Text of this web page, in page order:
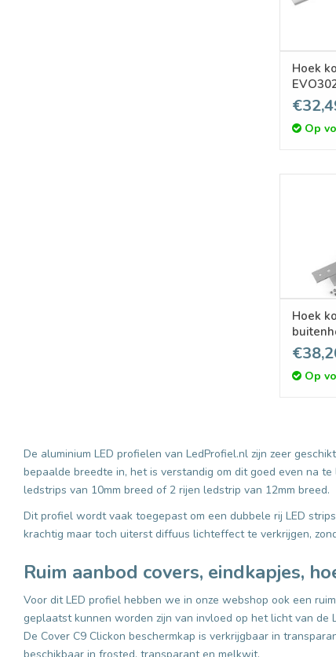
Hoek
Op
Hoek
LED
Op
De aluminium LED profielen van LedProfiel.nl zijn zeer
bepaalde breedte in, het is verstandig om dit goed even na
ledstrips van 10mm breed of 2 rijen ledstrip van 12mm breed.
Dit profiel wordt vaak toegepast om een dubbele rij LED
krachtig maar toch uiterst diffuus lichteffect te verkrijgen,
Ruim aanbod covers, eindkapjes,
Voor dit LED profiel hebben we in onze webshop ook een
geplaatst kunnen worden zijn van invloed op het licht van
De Cover C9 Clickon beschermkap is verkrijgbaar in
beschikbaar in frosted, transparant en melkwit.